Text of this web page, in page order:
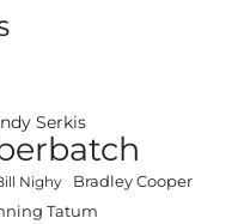
Serkis
Nighy Bradley Cooper
Tatum